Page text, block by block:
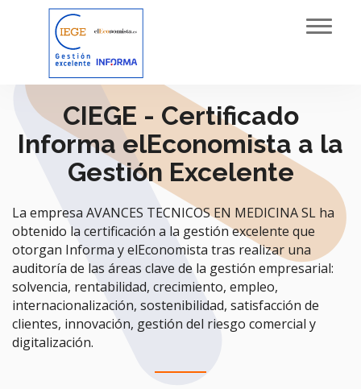
CIEGE - Certificado
Informa elEconomista a la
Gestión Excelente
La empresa AVANCES TECNICOS EN MEDICINA SL ha
obtenido la certificación a la gestión excelente que
otorgan Informa y elEconomista tras realizar una
auditoría de las áreas clave de la gestión empresarial:
solvencia, rentabilidad, crecimiento, empleo,
internacionalización, sostenibilidad, satisfacción de
clientes, innovación, gestión del riesgo comercial y
digitalización.